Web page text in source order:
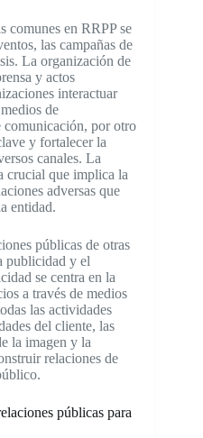
comunes en RRPP se
las campañas de
La organización de
y actos
interactuar
de
comunicación, por otro
y fortalecer la
canales. La
crucial que implica la
adversas que
entidad.
públicas de otras
publicidad y el
se centra en la
a través de medios
las actividades
del cliente, las
la imagen y la
relaciones de
públicas para